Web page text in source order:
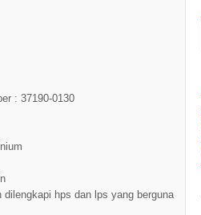
: 37190-0130
hps dan lps yang berguna